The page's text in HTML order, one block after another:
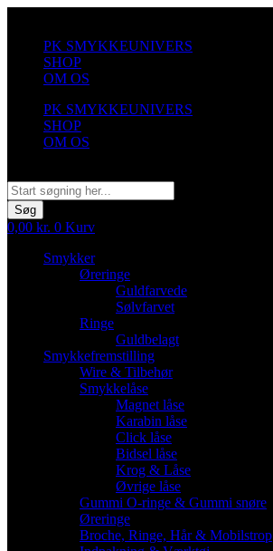
indholdPK SMYKKEUNIVERS
SHOP
OM OS
PK SMYKKEUNIVERS
SHOP
OM OS
Søg
0,00 kr. 0 Kurv
Smykker
Øreringe
Guldfarvede
Sølvfarvet
Ringe
Guldbelagt
Smykkefremstilling
Wire & Tilbehør
Smykkelåse
Magnet låse
Karabin låse
Click låse
Bidsel låse
Krog & Låse
Øvrige låse
Gummi O-ringe & Gummi snøre
Øreringe
Broche, Ringe, Hår & Mobilstrop